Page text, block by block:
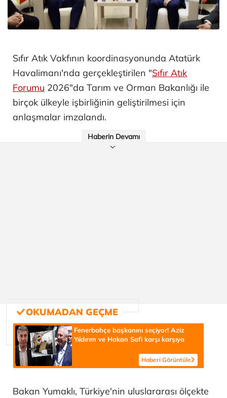
Sıfır Atık Vakfının koordinasyonunda Atatürk
Havalimanı'nda gerçekleştirilen "Sıfır Atık
Forumu 2026"da Tarım ve Orman Bakanlığı ile
birçok ülkeyle işbirliğinin geliştirilmesi için
anlaşmalar imzalandı.
Haberin Devamı
Fenerbahçe başkanını seçiyor! Aziz
Yıldırım ve Hakan Safi karşı karşıya
Haberi Görüntüle
Bakan Yumaklı, Türkiye'nin uluslararası ölçekte